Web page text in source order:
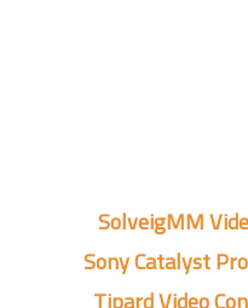
SolveigMM
Sony Catalyst